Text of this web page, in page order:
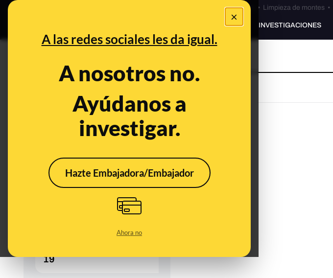
×
A las redes sociales les da igual.
A nosotros no.
Ayúdanos a
investigar.
Hazte Embajadora/Embajador
Ahora no
Bulos Ceuta • Limpieza de montes•
PREBUNKING INVESTIGACIONES
Ana María Oliva
Las afirmaciones falsas
y negacionistas de Ana
SARS-CoV-2 y la
19